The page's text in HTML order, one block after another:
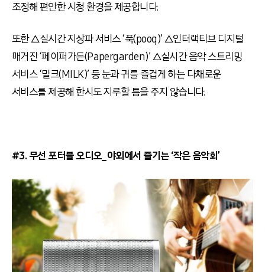
조정해 편안한 시청 환경을 제공합니다.
또한 △실시간 지상파 서비스 ‘푹(pooq)’ △인터랙티브 디지털
매거진 ‘페이퍼가든(Papergarden)’ △실시간 음악 스트리밍
서비스 ‘밀크(MILK)’ 등 눈과 귀를 즐겁게 하는 다채로운
서비스를 제공해 한시도 지루할 틈을 주지 않습니다.
#3. 무선 포터블 오디오_야외에서 즐기는 ‘작은 음악회’